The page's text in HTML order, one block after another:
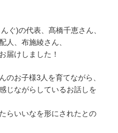
ぐ)の代表、髙橋千恵さん、
人、布施綾さん、
届けしました！
のお子様3人を育てながら、
じながらしているお話しを
らいいなを形にされたとの